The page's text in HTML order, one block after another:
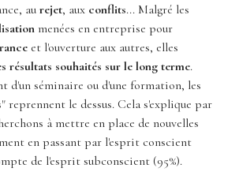
au rejet, aux conflits... Malgré les
menées en entreprise pour
et l'ouverture aux autres, elles
résultats souhaités sur le long terme.
d'un séminaire ou d'une formation, les
reprennent le dessus. Cela s'explique par
à mettre en place de nouvelles
en passant par l'esprit conscient
de l'esprit subconscient (95%).